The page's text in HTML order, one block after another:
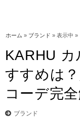
ホーム » ブランド » 表示中 »
KARHU
すすめは
コーデ完全
ブランド